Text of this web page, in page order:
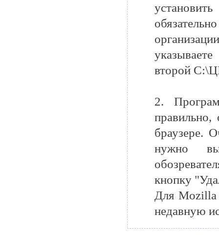
второй
2.
браузере.
нужно
кнопку
Для Mozilla
недавную